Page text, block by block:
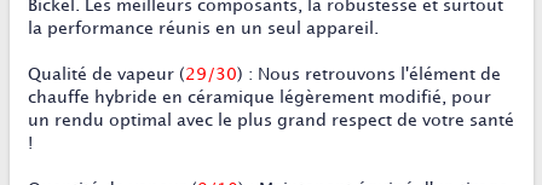
Bickel. Les meilleurs composants, la robustesse et surtout
la performance réunis en un seul appareil.
Qualité de vapeur(29/30) : Nous retrouvons l'élément de
chauffe hybride en céramique légèrement modifié, pour
un rendu optimal avec le plus grand respect de votre santé
!